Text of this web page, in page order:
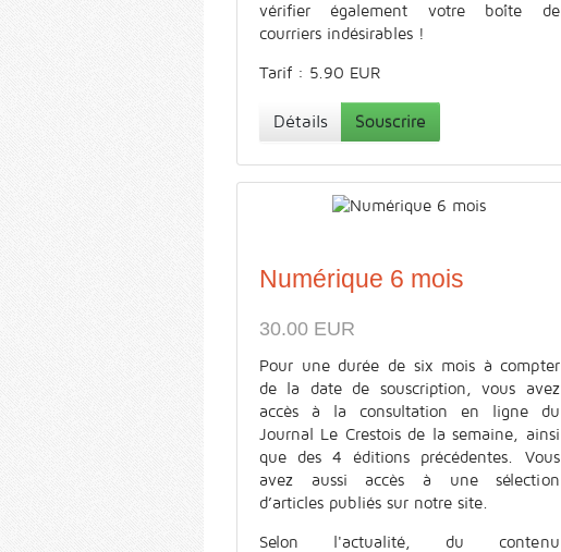
vérifier également votre boîte de
courriers indésirables !
Tarif : 5.90 EUR
Détails Souscrire
Numérique 6 mois
30.00 EUR
Pour une durée de six mois à compter
de la date de souscription, vous avez
accès à la consultation en ligne du
Journal Le Crestois de la semaine, ainsi
que des 4 éditions précédentes. Vous
avez aussi accès à une sélection
d’articles publiés sur notre site.
Selon l'actualité, du contenu